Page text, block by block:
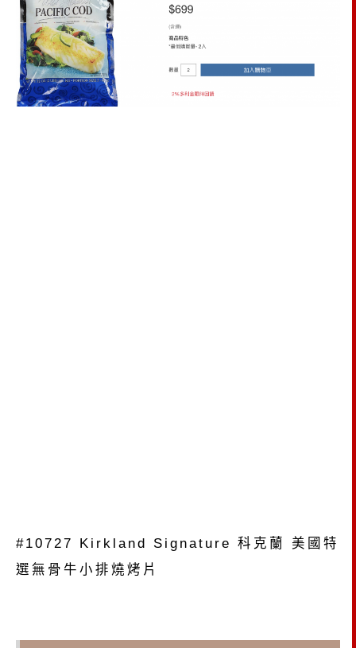
#10727 Kirkland Signature 科克蘭 美國特
選無骨牛小排燒烤片